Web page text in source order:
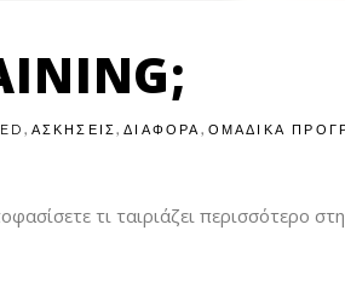
, ΑΣΚΗΣΕΙΣ,ΔΙΑΦΟΡΑ , ΟΜΑΔΙΚΑ
τι ταιριάζει περισσότερο